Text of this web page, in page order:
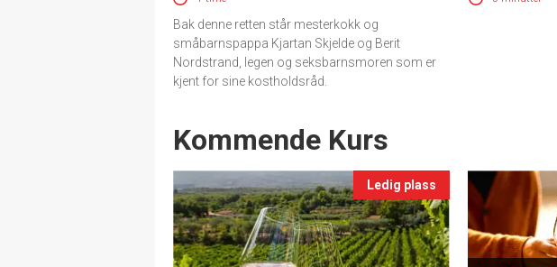
Bak denne retten står mesterkokk og
småbarnspappa Kjartan Skjelde og Berit
Nordstrand, legen og seksbarnsmoren som er
kjent for sine kostholdsråd.
Events
Kommende Kurs
Ledig plass